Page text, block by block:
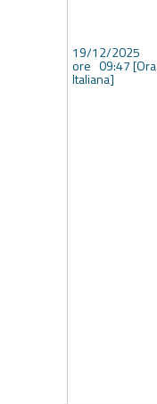
19/12/2025
ore 09:47 [Ora
Italiana]